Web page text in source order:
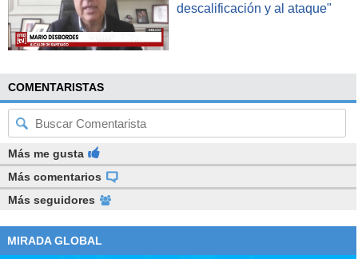
descalificación y al ataque"
COMENTARISTAS
Más me gusta
Más comentarios
Más seguidores
MIRADA GLOBAL